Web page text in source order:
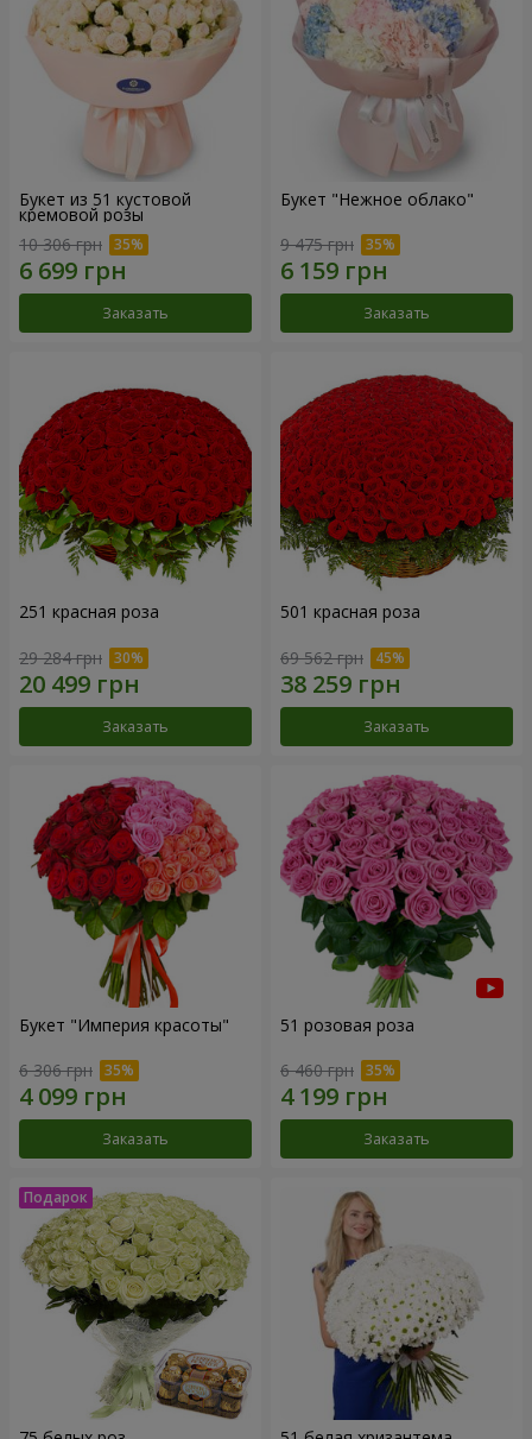
Букет из 51 кустовой
кремовой розы
10 306 грн
Заказать
Букет "Нежное облако"
9 475 грн
Заказать
251 красная роза
29 284 грн
Заказать
501 красная роза
69 562 грн
Заказать
Букет "Империя красоты"
6 306 грн
Заказать
51 розовая роза
6 460 грн
Заказать